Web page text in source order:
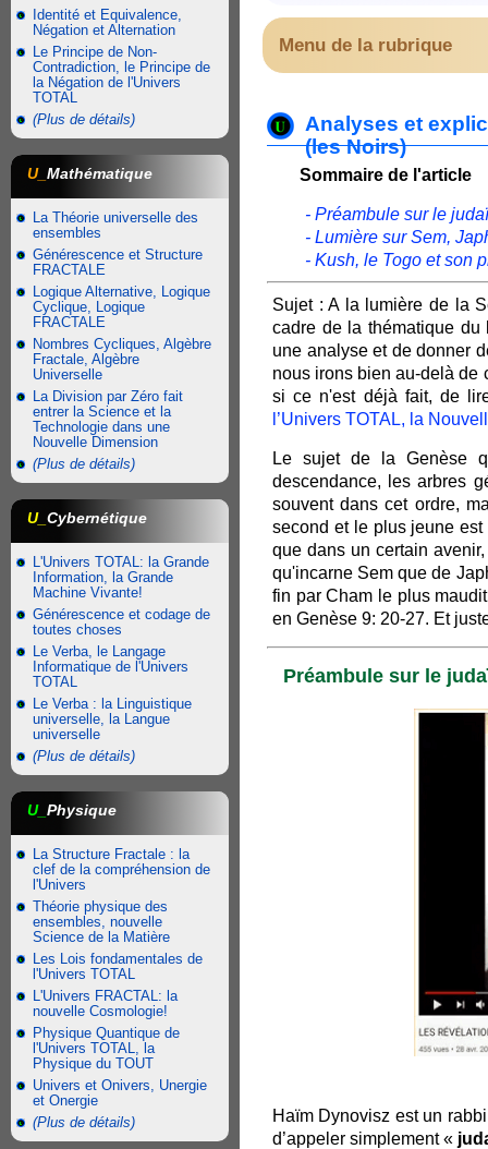
Identité et Equivalence,
Négation et Alternation
Le Principe de Non-
Contradiction, le Principe de
la Négation de l'Univers
TOTAL
(Plus de détails)
U_ Mathématique
La Théorie universelle des
ensembles
Générescence et Structure
FRACTALE
Logique Alternative, Logique
Cyclique, Logique
FRACTALE
Nombres Cycliques, Algèbre
Fractale, Algèbre
Universelle
La Division par Zéro fait
entrer la Science et la
Technologie dans une
Nouvelle Dimension
(Plus de détails)
U_ Cybernétique
L'Univers TOTAL: la Grande
Information, la Grande
Machine Vivante!
Générescence et codage de
toutes choses
Le Verba, le Langage
Informatique de l'Univers
TOTAL
Le Verba : la Linguistique
universelle, la Langue
universelle
(Plus de détails)
U_ Physique
La Structure Fractale : la
clef de la compréhension de
l'Univers
Théorie physique des
ensembles, nouvelle
Science de la Matière
Les Lois fondamentales de
l'Univers TOTAL
L'Univers FRACTAL: la
nouvelle Cosmologie!
Physique Quantique de
l'Univers TOTAL, la
Physique du TOUT
Univers et Onivers, Unergie
et Onergie
(Plus de détails)
Menu de la rubrique
Analyses et
(les Noirs)
Sommaire de l'article
- Préambule sur le
- Lumière sur Sem,
- Kush, le Togo et son
Sujet : A la lumière de la
cadre de la thématique
une analyse et de donner
nous irons bien au-delà de
si ce n'est déjà fait, de
l’Univers TOTAL, la
Le sujet de la Genèse
descendance, les arbres
souvent dans cet ordre,
second et le plus jeune
que dans un certain
qu'incarne Sem que de
fin par Cham le plus
en Genèse 9: 20-27. Et
Préambule sur le
Haïm Dynovisz est un
d’appeler simplement «